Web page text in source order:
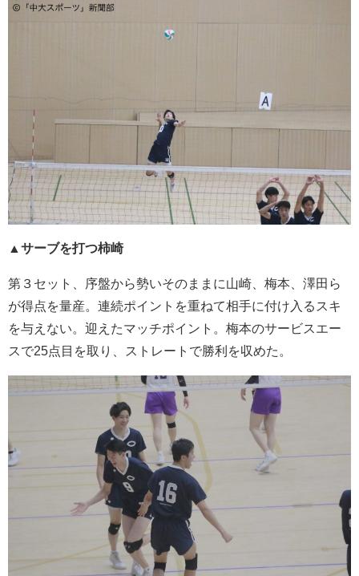
▲サーブを打つ柿崎
第３セット、序盤から勢いそのままに山崎、梅本、澤田ら
が得点を量産。連続ポイントを重ねて相手に付け入るスキ
を与えない。迎えたマッチポイント。梅本のサービスエー
スで25点目を取り、ストレートで勝利を収めた。